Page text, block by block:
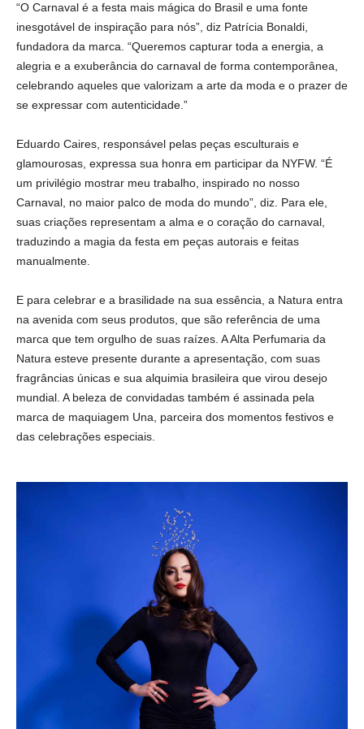
“O Carnaval é a festa mais mágica do Brasil e uma fonte
inesgotável de inspiração para nós”, diz Patrícia Bonaldi,
fundadora da marca. “Queremos capturar toda a energia, a
alegria e a exuberância do carnaval de forma contemporânea,
celebrando aqueles que valorizam a arte da moda e o prazer de
se expressar com autenticidade.”
Eduardo Caires, responsável pelas peças esculturais e
glamourosas, expressa sua honra em participar da NYFW. “É
um privilégio mostrar meu trabalho, inspirado no nosso
Carnaval, no maior palco de moda do mundo”, diz. Para ele,
suas criações representam a alma e o coração do carnaval,
traduzindo a magia da festa em peças autorais e feitas
manualmente.
E para celebrar e a brasilidade na sua essência, a Natura entra
na avenida com seus produtos, que são referência de uma
marca que tem orgulho de suas raízes. A Alta Perfumaria da
Natura esteve presente durante a apresentação, com suas
fragrâncias únicas e sua alquimia brasileira que virou desejo
mundial. A beleza de convidadas também é assinada pela
marca de maquiagem Una, parceira dos momentos festivos e
das celebrações especiais.